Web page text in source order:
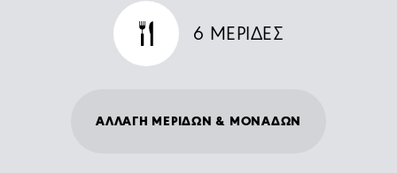
6 ΜΕΡΙΔΕΣ
ΑΛΛΑΓΗ ΜΕΡΙΔΩΝ & ΜΟΝΑΔΩΝ